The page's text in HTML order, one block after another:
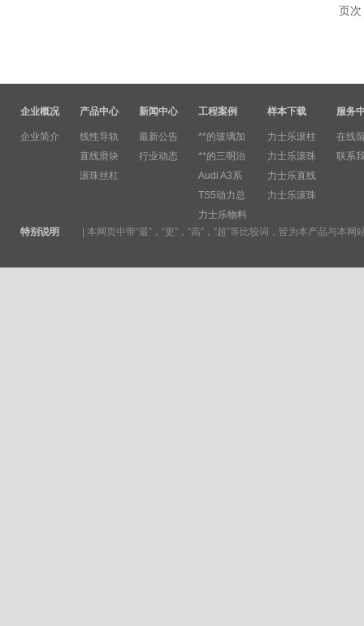
页
企业概况
企业简介
产品中心
线性导轨
直线滑块
滚珠丝杠
新闻中心
最新公告
行业动态
工程案例
**的玻璃加
**的三明治
Audi A3系
TS5动力总
力士乐物料
样本下载
力士乐滚柱
力士乐滚珠
力士乐直线
力士乐滚珠
服务
在线
联系
特别说明 本网页中带“最”，“更”，“高”，“超”等比较词，皆为本产品与本网